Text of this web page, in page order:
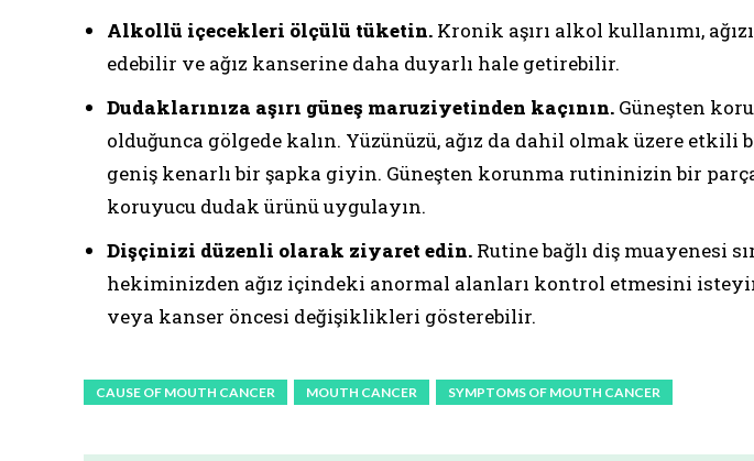
Alkollü içecekleri ölçülü tüketin. Kronik aşırı alkol kullanımı,
edebilir ve ağız kanserine daha duyarlı hale getirebilir.
Dudaklarınıza aşırı güneş maruziyetinden kaçının. Güneşten
olduğunca gölgede kalın. Yüzünüzü, ağız da dahil olmak üzere etkili
geniş kenarlı bir şapka giyin. Güneşten korunma rutininizin bir
koruyucu dudak ürünü uygulayın.
Dişçinizi düzenli olarak ziyaret edin. Rutine bağlı diş muayenesi
hekiminizden ağız içindeki anormal alanları kontrol etmesini
veya kanser öncesi değişiklikleri gösterebilir.
CAUSE OF MOUTH CANCER MOUTH CANCER SYMPTOMS OF MOUTH CANCER